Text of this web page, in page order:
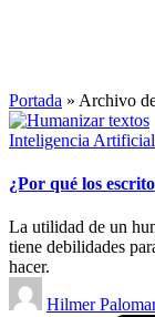
Portada » Archivo
Publicado
Inteligencia Artificial
¿Por qué los
La utilidad de un
tiene debilidades
hacer.
Publicado
por
Hilmer